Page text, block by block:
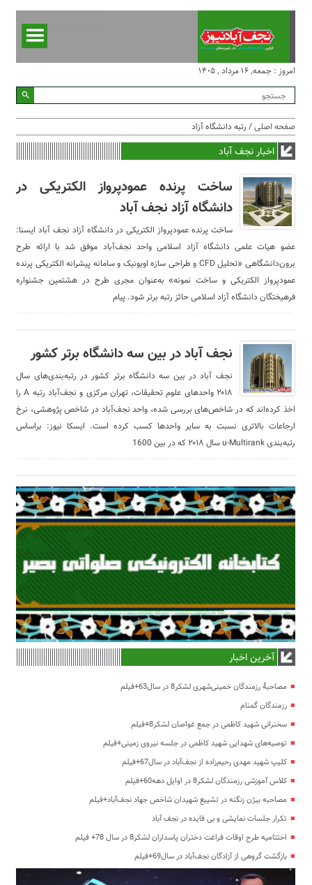
امروز : جمعه, ۱۶ مرداد , ۱۴۰۵
صفحه اصلی/ رتبه دانشگاه آزاد
اخبار نجف آباد
ساخت پرنده عمودپرواز الکتریکی در
دانشگاه آزاد نجف آباد
ساخت پرنده عمودپرواز الکتریکی در دانشگاه آزاد نجف آباد ایسنا:
عضو هیات علمی دانشگاه آزاد اسلامی واحد نجف‌آباد موفق شد با ارائه طرح
برون‌دانشگاهی «تحلیل CFD و طراحی سازه اویونیک و سامانه پیشرانه الکتریکی پرنده
عمودپرواز الکتریکی و ساخت نمونه» به‌عنوان مجری طرح در هشتمین جشنواره
فرهیختگان دانشگاه آزاد اسلامی حائز رتبه برتر شود. پیام
نجف آباد در بین سه دانشگاه برتر کشور
نجف آباد در بین سه دانشگاه برتر کشور در رتبه‌بندی‌های سال
۲۰۱۸ واحدهای علوم تحقیقات، تهران مرکزی و نجف‌آباد رتبه A را
اخذ کرده‌اند که در شاخص‌های بررسی شده، واحد نجف‌آباد در شاخص پژوهشی، نرخ
ارجاعات بالاتری نسبت به سایر واحدها کسب کرده است. ایسکا نیوز: براساس
رتبه‌بندی u-Multirank سال ۲۰۱۸ که در بین 1600
آخرین اخبار
مصاحبۀ رزمندگان خمینی‌شهری لشکر8 در سال63+فیلم
رزمندگان گمنام
سخنرانی شهید کاظمی در جمع غواصان لشکر8+فیلم
توصیه‌های شهدایی شهید کاظمی در جلسه نیروی زمینی+فیلم
کلیپ شهید مهدی رحیم‌زاده از نجف‌آباد در سال67+فیلم
کلاس آموزشی رزمندگان لشکر8 در اوایل دهه60+فیلم
مصاحبه بیژن زنگنه در تشییع شهیدان شاخص جهاد نجف‌آباد+فیلم
تکرار جلسات نمایشی و بی فایده در نجف آباد
اختتامیه طرح اوقات فراغت دختران پاسداران لشکر8 در سال 78+ فیلم
بازگشت گروهی از آزادگان نجف‌آباد در سال69+فیلم